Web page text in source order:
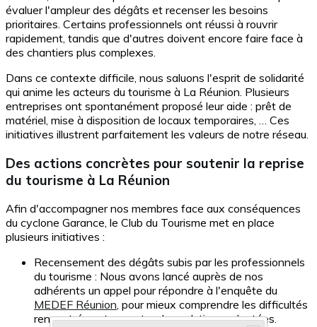
évaluer l'ampleur des dégâts et recenser les besoins
prioritaires. Certains professionnels ont réussi à rouvrir
rapidement, tandis que d'autres doivent encore faire face à
des chantiers plus complexes.
Dans ce contexte difficile, nous saluons l'esprit de solidarité
qui anime les acteurs du tourisme à La Réunion. Plusieurs
entreprises ont spontanément proposé leur aide : prêt de
matériel, mise à disposition de locaux temporaires, … Ces
initiatives illustrent parfaitement les valeurs de notre réseau.
Des actions concrètes pour soutenir la reprise
du tourisme à La Réunion
Afin d'accompagner nos membres face aux conséquences
du cyclone Garance, le Club du Tourisme met en place
plusieurs initiatives :
Recensement des dégâts subis par les professionnels
du tourisme : Nous avons lancé auprès de nos
adhérents un appel pour répondre à l'enquête du
MEDEF Réunion, pour mieux comprendre les difficultés
rencontrées et apporter des solutions adaptées.